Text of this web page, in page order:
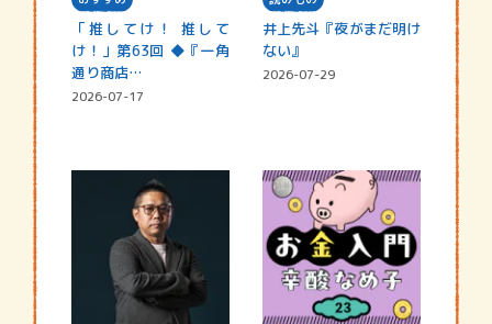
「推してけ！ 推して
け！」第63回 ◆『一角
通り商店…
2026-07-17
井上先斗『夜がまだ明け
ない』
2026-07-29